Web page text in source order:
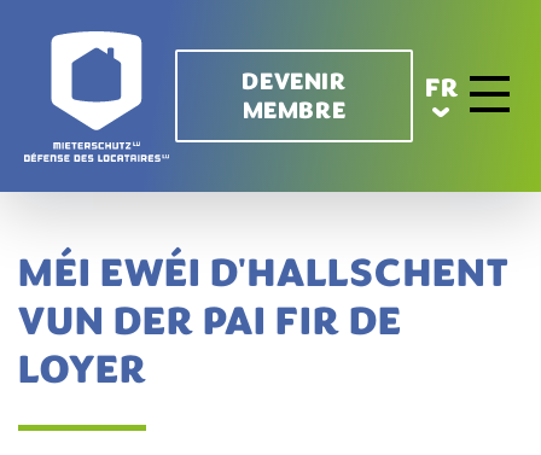
DEVENIR
MEMBRE
FR
Toggle
MÉI EWÉI D'HALLSCHENT
VUN DER PAI FIR DE
LOYER